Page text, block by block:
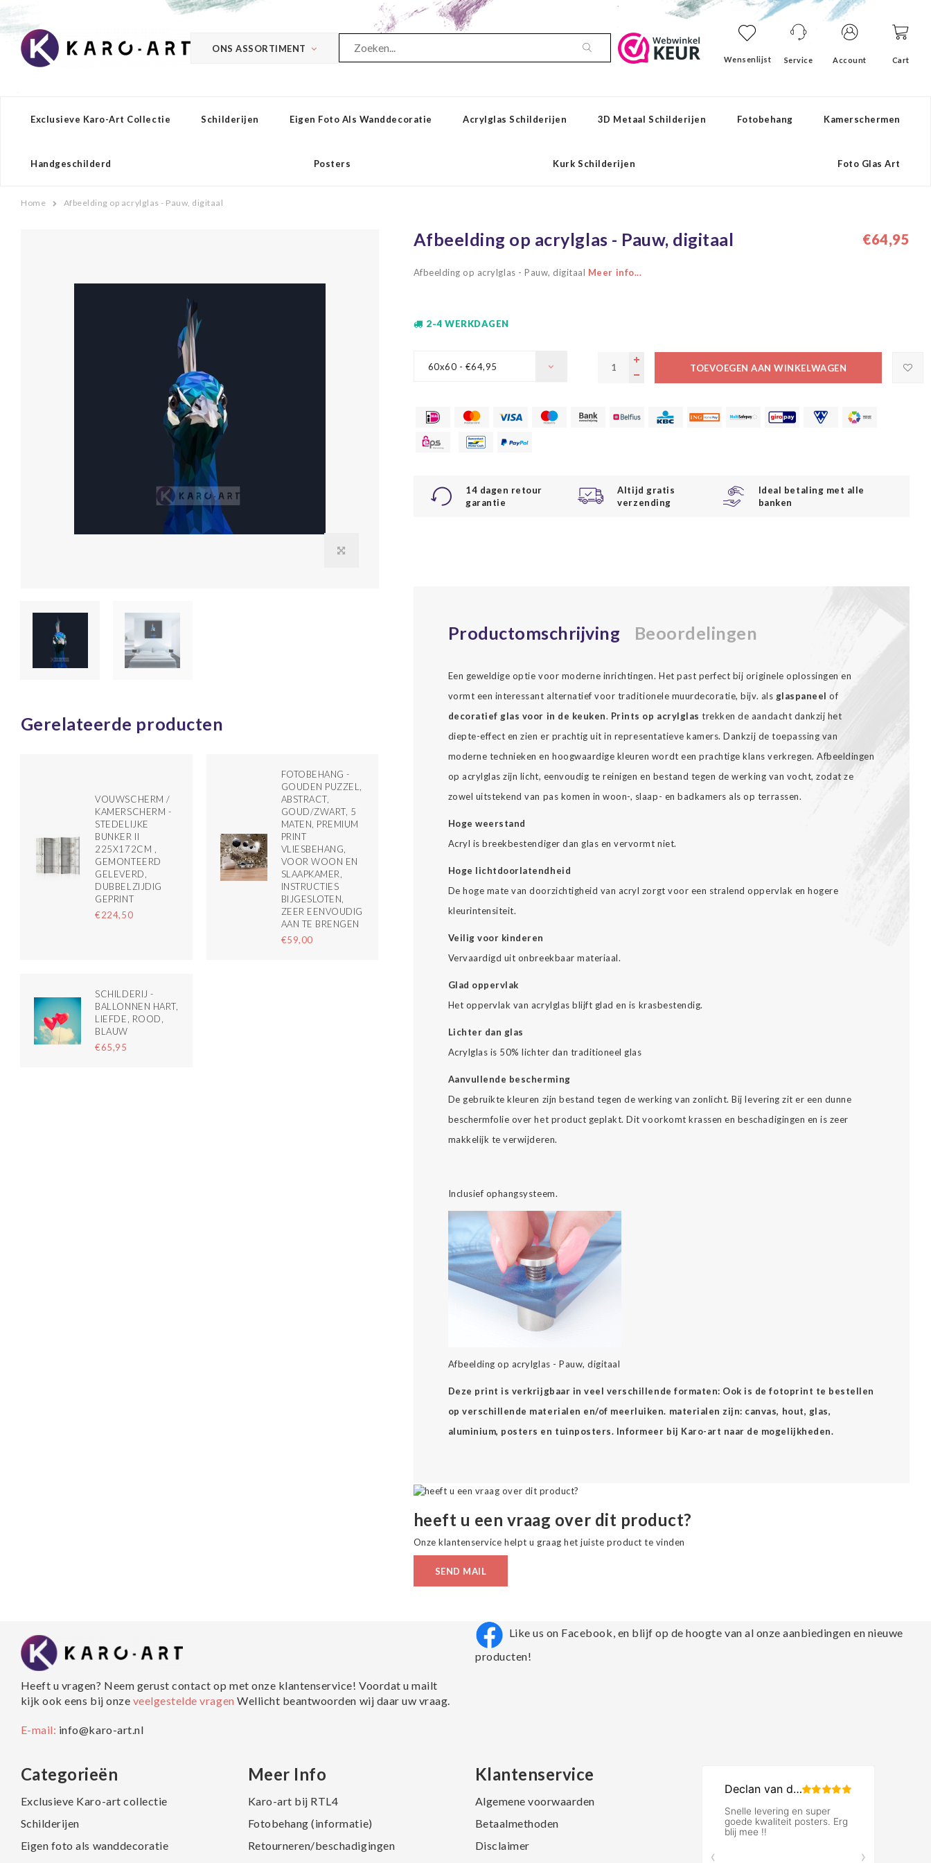
ONS ASSORTIMENT
Wensenlijst Service Account Cart
Exclusieve Karo-Art Collectie Schilderijen Eigen Foto Als Wanddecoratie Acrylglas Schilderijen 3D Metaal Schilderijen Fotobehang Kamerschermen
Handgeschilderd Posters Kurk Schilderijen Foto Glas Art
Home Afbeelding op acrylglas - Pauw, digitaal
Gerelateerde producten
VOUWSCHERM /
KAMERSCHERM -
STEDELIJKE
BUNKER II
225X172CM ,
GEMONTEERD
GELEVERD,
DUBBELZIJDIG
GEPRINT
€224,50
FOTOBEHANG -
GOUDEN PUZZEL,
ABSTRACT,
GOUD/ZWART, 5
MATEN, PREMIUM
PRINT
VLIESBEHANG,
VOOR WOON EN
SLAAPKAMER,
INSTRUCTIES
BIJGESLOTEN,
ZEER EENVOUDIG
AAN TE BRENGEN
€59,00
SCHILDERIJ -
BALLONNEN HART,
LIEFDE, ROOD,
BLAUW
€65,95
Afbeelding op acrylglas - Pauw, digitaal €64,95
Afbeelding op acrylglas - Pauw, digitaal Meer info...
2-4 WERKDAGEN
60x60 - €64,95 TOEVOEGEN AAN WINKELWAGEN
14 dagen retour
garantie
Altijd gratis
verzending
Ideal betaling met alle
banken
Productomschrijving Beoordelingen
Een geweldige optie voor moderne inrichtingen. Het past perfect bij originele oplossingen en
vormt een interessant alternatief voor traditionele muurdecoratie, bijv. als glaspaneel of
decoratief glas voor in de keuken. Prints op acrylglas trekken de aandacht dankzij het
diepte-effect en zien er prachtig uit in representatieve kamers. Dankzij de toepassing van
moderne technieken en hoogwaardige kleuren wordt een prachtige klans verkregen. Afbeeldingen
op acrylglas zijn licht, eenvoudig te reinigen en bestand tegen de werking van vocht, zodat ze
zowel uitstekend van pas komen in woon-, slaap- en badkamers als op terrassen.
Hoge weerstand
Acryl is breekbestendiger dan glas en vervormt niet.
Hoge lichtdoorlatendheid
De hoge mate van doorzichtigheid van acryl zorgt voor een stralend oppervlak en hogere
kleurintensiteit.
Veilig voor kinderen
Vervaardigd uit onbreekbaar materiaal.
Glad oppervlak
Het oppervlak van acrylglas blijft glad en is krasbestendig.
Lichter dan glas
Acrylglas is 50% lichter dan traditioneel glas
Aanvullende bescherming
De gebruikte kleuren zijn bestand tegen de werking van zonlicht. Bij levering zit er een dunne
beschermfolie over het product geplakt. Dit voorkomt krassen en beschadigingen en is zeer
makkelijk te verwijderen.
Inclusief ophangsysteem.
Afbeelding op acrylglas - Pauw, digitaal
Deze print is verkrijgbaar in veel verschillende formaten: Ook is de fotoprint te bestellen
op verschillende materialen en/of meerluiken. materialen zijn: canvas, hout, glas,
aluminium, posters en tuinposters. Informeer bij Karo-art naar de mogelijkheden.
heeft u een vraag over dit product?
Onze klantenservice helpt u graag het juiste product te vinden
SEND MAIL
Heeft u vragen? Neem gerust contact op met onze klantenservice! Voordat u mailt
kijk ook eens bij onze veelgestelde vragenWellicht beantwoorden wij daar uw vraag.
E-mail: info@karo-art.nl
Like us on Facebook, en blijf op de hoogte van al onze aanbiedingen en nieuwe
producten!
Categorieën
Exclusieve Karo-art collectie
Schilderijen
Eigen foto als wanddecoratie
Meer Info
Karo-art bij RTL4
Fotobehang (informatie)
Retourneren/beschadigingen
Klantenservice
Algemene voorwaarden
Betaalmethoden
Disclaimer